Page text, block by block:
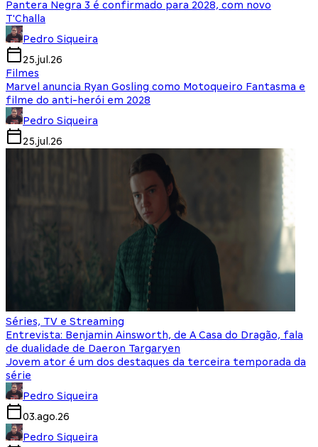
Pantera Negra 3 é confirmado para 2028, com novo
T'Challa
Pedro Siqueira
25.jul.26
Filmes
Marvel anuncia Ryan Gosling como Motoqueiro Fantasma e
filme do anti-herói em 2028
Pedro Siqueira
25.jul.26
Séries, TV e Streaming
Entrevista: Benjamin Ainsworth, de A Casa do Dragão, fala
de dualidade de Daeron Targaryen
Jovem ator é um dos destaques da terceira temporada da
série
Pedro Siqueira
03.ago.26
Pedro Siqueira